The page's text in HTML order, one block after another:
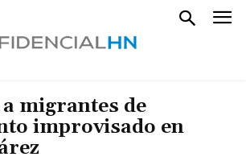
migrantes de
improvisado en